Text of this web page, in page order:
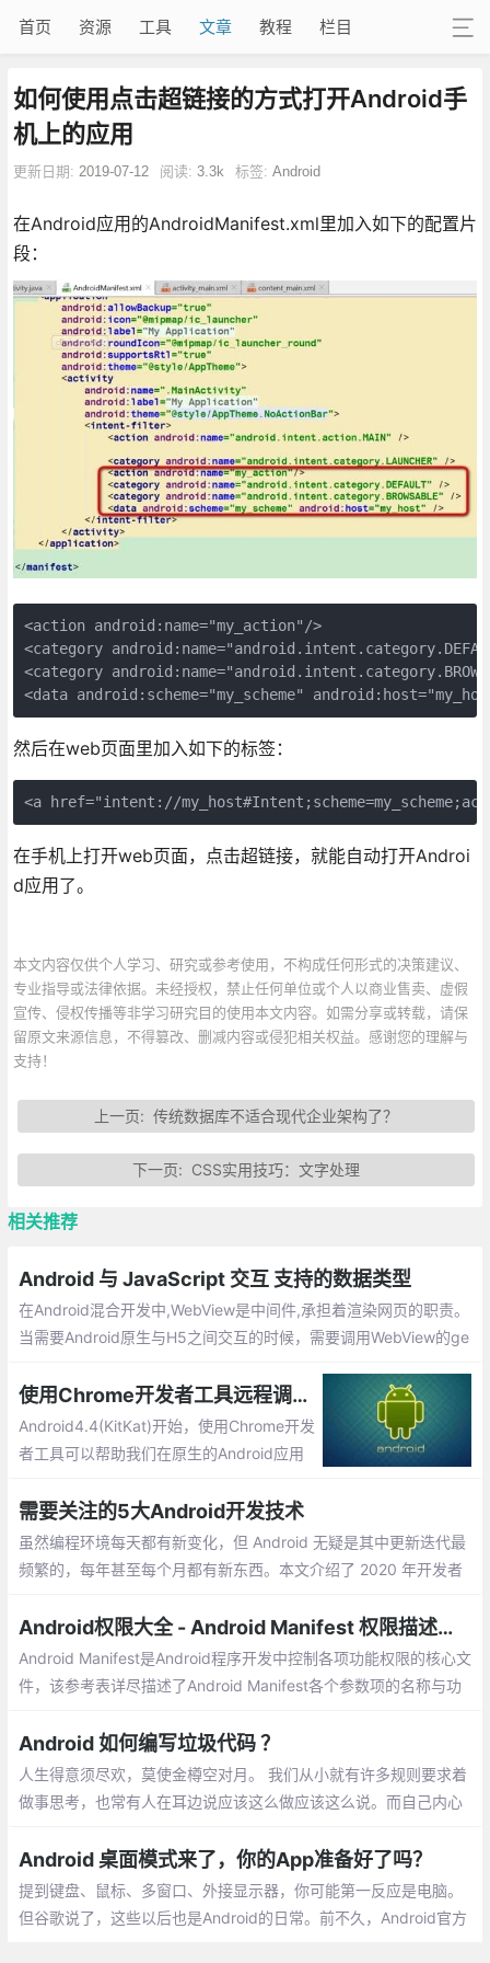
首页 资源 工具 文章 教程 栏目
如何使用点击超链接的方式打开Android手
机上的应用
更新日期: 2019-07-12 阅读: 3.3k 标签: Android
在Android应用的AndroidManifest.xml里加入如下的配置片
段：
<action android:name="my_action"/>
<category
<category
<data android:scheme="my_scheme"
然后在web页面里加入如下的标签：
<a href="intent://
在手机上打开web页面，点击超链接，就能自动打开Androi
d应用了。
本文内容仅供个人学习、研究或参考使用，不构成任何形式的决策建议、
专业指导或法律依据。未经授权，禁止任何单位或个人以商业售卖、虚假
宣传、侵权传播等非学习研究目的使用本文内容。如需分享或转载，请保
留原文来源信息，不得篡改、删减内容或侵犯相关权益。感谢您的理解与
支持！
上一页: 传统数据库不适合现代企业架构了？
下一页: CSS实用技巧：文字处理
相关推荐
Android 与 JavaScript 交互 支持的数据类型
在Android混合开发中,WebView是中间件,承担着渲染网页的职责。
当需要Android原生与H5之间交互的时候，需要调用WebView的ge
criptInterface(Js对象名，Java对象);
使用Chrome开发者工具远程调试原生Android上的H5页面
Android4.4(KitKat)开始，使用Chrome开发
者工具可以帮助我们在原生的Android应用
需要关注的5大Android开发技术
虽然编程环境每天都有新变化，但 Android 无疑是其中更新迭代最
频繁的，每年甚至每个月都有新东西。本文介绍了 2020 年开发者
参加的 Droidcon London 2019 大会上
Android权限大全 - Android Manifest 权限描述大全
Android Manifest是Android程序开发中控制各项功能权限的核心文
件，该参考表详尽描述了Android Manifest各个参数项的名称与功
Android 如何编写垃圾代码 ？
人生得意须尽欢，莫使金樽空对月。 我们从小就有许多规则要求着
做事思考，也常有人在耳边说应该这么做应该这么说。而自己内心
Android 桌面模式来了，你的App准备好了吗？
提到键盘、鼠标、多窗口、外接显示器，你可能第一反应是电脑。
但谷歌说了，这些以后也是Android的日常。前不久，Android官方